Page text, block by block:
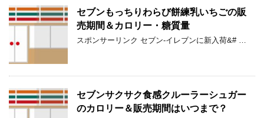
セブンもっちりわらび餅練乳いちごの販
売期間＆カロリー・糖質量
スポンサーリンク セブン-イレブンに新入荷&# …
セブンサクサク食感クルーラーシュガー
のカロリー＆販売期間はいつまで？